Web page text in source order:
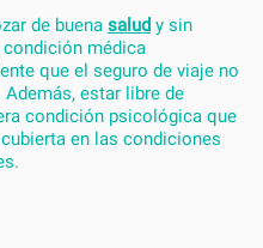
de buena salud y sin
condición médica
que el seguro de viaje no
Además, estar libre de
condición psicológica que
en las condiciones